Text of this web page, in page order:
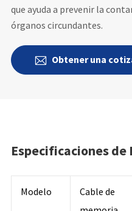
que ayuda a prevenir la
órganos circundantes.
 Obtener una
Especificaciones de
Modelo
Cable de